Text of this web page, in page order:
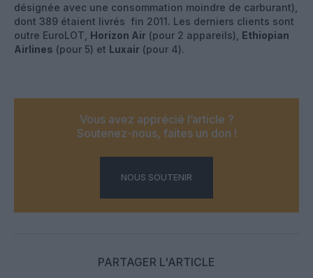
désignée avec une consommation moindre de carburant),
dont 389 étaient livrés fin 2011. Les derniers clients sont
outre EuroLOT, Horizon Air (pour 2 appareils), Ethiopian
Airlines (pour 5) et Luxair (pour 4).
Vous avez apprécié l’article ?
Soutenez-nous, faites un don !
NOUS SOUTENIR
PARTAGER L'ARTICLE